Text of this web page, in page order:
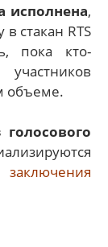
исполнена,
стакан RTS
пока кто-
объеме.
голосового
заключения